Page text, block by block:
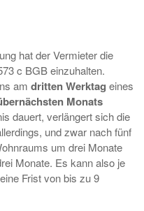
hat der Vermieter die
c BGB einzuhalten.
am drittenWerktag eines
Monats
dauert, verlängert sich die
und zwar nach fünf
um drei Monate
Monate. Es kann also je
Frist von bis zu 9